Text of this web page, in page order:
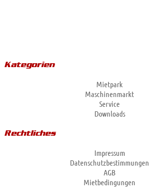
Kategorien
Mietpark
Maschinenmarkt
Service
Downloads
Rechtliches
Impressum
Datenschutzbestimmungen
AGB
Mietbedingungen